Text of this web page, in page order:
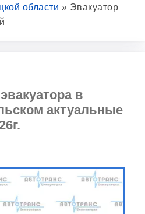
области » Эвакуатор
в
актуальные